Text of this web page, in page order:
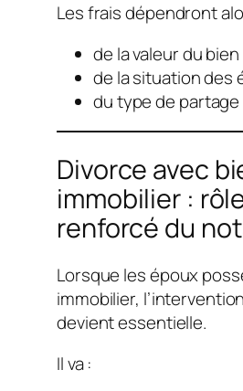
Les frais dépendront
de la valeur du bien
de la situation des
du type de partage
Divorce avec
immobilier :
renforcé du
Lorsque les époux
immobilier,
devient essentielle.
Il va :